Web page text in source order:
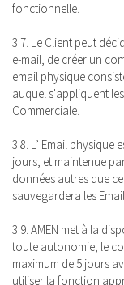
fonctionnelle.
3.7. Le Client peut
e-mail, de créer un
email physique
auquel s'appliquent
Commerciale.
3.8. L’ Email
jours, et maintenue
données autres que
sauvegardera les
3.9. AMEN met à la
toute autonomie, le
maximum de 5 jours
utiliser la fonction